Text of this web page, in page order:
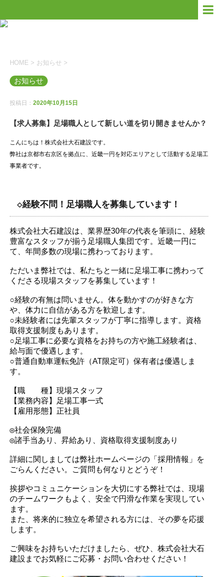
HOME > お知らせ >
お知らせ
投稿日： 2020年10月15日
【求人募集】足場職人として新しい道を切り開きませんか？
こんにちは！株式会社大石建設です。
弊社は京都市右京区を拠点に、近畿一円を対応エリアとして活動する足場工
事業者です。
◇経験不問！足場職人を募集しています！
株式会社大石建設は、業界歴30年の代表を筆頭に、経験
豊富なスタッフが揃う足場職人集団です。近畿一円に
て、年間多数の現場に携わっております。
ただいま弊社では、私たちと一緒に足場工事に携わって
くださる現場スタッフを募集しています！
○経験の有無は問いません。体を動かすのが好きな方
や、体力に自信がある方を歓迎します。
○未経験者には先輩スタッフが丁寧に指導します。資格
取得支援制度もあります。
○足場工事に必要な資格をお持ちの方や施工経験者は、
給与面で優遇します。
○普通自動車運転免許（AT限定可）保有者は優遇しま
す。
【職 種】現場スタッフ
【業務内容】足場工事一式
【雇用形態】正社員
◎社会保険完備
◎諸手当あり、昇給あり、資格取得支援制度あり
詳細に関しましては弊社ホームページの「採用情報」を
ごらんください。ご質問も何なりとどうぞ！
挨拶やコミュニケーションを大切にする弊社では、現場
のチームワークもよく、安全で円滑な作業を実現してい
ます。
また、将来的に独立を希望される方には、その夢を応援
します。
ご興味をお持ちいただけましたら、ぜひ、株式会社大石
建設までお気軽にご応募・お問い合わせください！